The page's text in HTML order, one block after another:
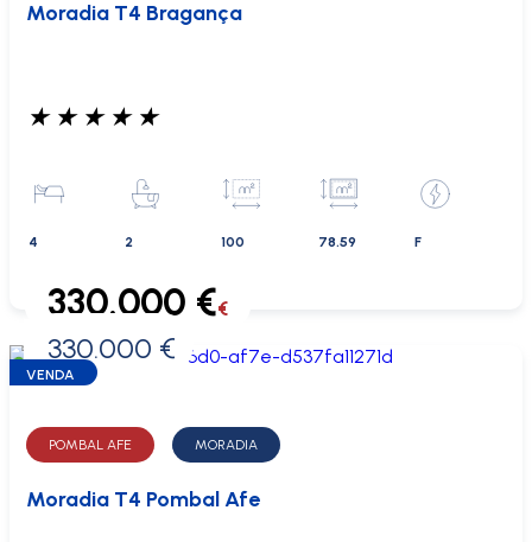
Moradia T4 Bragança
★ ★ ★ ★ ★
4 2 100 78.59 F
0 €
330.000 €€
330.000 €
VENDA
POMBAL AFE MORADIA
Moradia T4 Pombal Afe